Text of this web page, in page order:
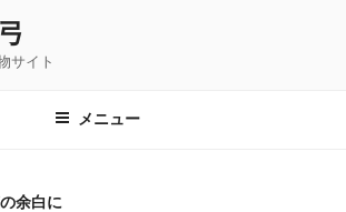
サイト
メニュー
余白に